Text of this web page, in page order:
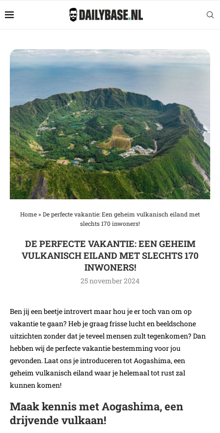
Home» De perfecte vakantie: Een geheim vulkanisch eiland met
slechts 170 inwoners!
DE PERFECTE VAKANTIE: EEN GEHEIM
VULKANISCH EILAND MET SLECHTS 170
INWONERS!
25 november 2024
Ben jij een beetje introvert maar hou je er toch van om op
vakantie te gaan? Heb je graag frisse lucht en beeldschone
uitzichten zonder dat je teveel mensen zult tegenkomen? Dan
hebben wij de perfecte vakantie bestemming voor jou
gevonden. Laat ons je introduceren tot Aogashima, een
geheim vulkanisch eiland waar je helemaal tot rust zal
kunnen komen!
Maak kennis met Aogashima, een
drijvende vulkaan!